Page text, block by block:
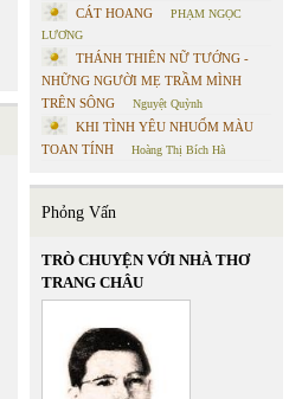
CÁT HOANG
PHẠM NGỌC
LƯƠNG
THÁNH THIÊN NỮ TƯỚNG -
NHỮNG NGƯỜI MẸ TRẦM MÌNH
TRÊN SÔNG
Nguyệt Quỳnh
KHI TÌNH YÊU NHUỐM MÀU
TOAN TÍNH
Hoàng Thị Bích Hà
Phỏng Vấn
TRÒ CHUYỆN VỚI NHÀ THƠ
TRANG CHÂU